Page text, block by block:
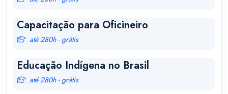
Capacitação para Oficineiro
até 280h - grátis
Educação Indígena no Brasil
até 280h - grátis